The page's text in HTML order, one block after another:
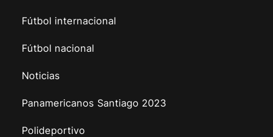
Fútbol internacional
Fútbol nacional
Noticias
Panamericanos Santiago 2023
Polideportivo